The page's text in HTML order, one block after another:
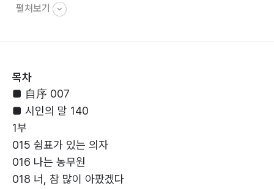
펼쳐보기
목차
■ 自序 007
■ 시인의 말 140
1부
015 쉼표가 있는 의자
016 나는 농무원
018 너, 참 많이 아팠겠다